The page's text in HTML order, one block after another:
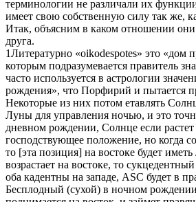
терминологии не различали их
имеет свою собственную силу так же,
Итак, объясним в каком отношении они
друга.
1Литературно «oikodespotes» это «дом
которым подразумевается правитель
часто используется в астрологии
рождения», что Порфирий и пытается
Некоторые из них потом етавлять
Луны для управления ночью, и это
дневном рождении, Солнце если растет
господствующее положение, но когда
то [эта позиция] на востоке будет
возрастает на востоке, то
оба кадентны на западе, ASC будет в
Бесплодный (сухой) в ночном